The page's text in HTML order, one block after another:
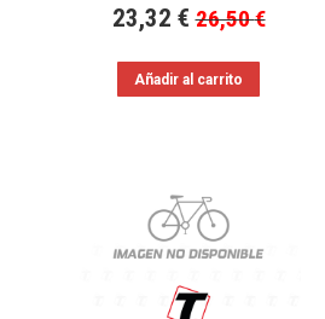
23,32 € 26,50€
Añadir al carrito